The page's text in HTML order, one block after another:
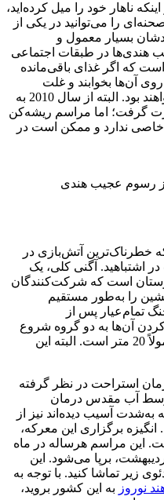
ناهار خود را میل کرده‌اید،
را می‌توانید در یکی از
بسیار معمول و
هندی‌ها در طبقات اجتماعی
که اگر غذای باقی‌مانده
آن‌ها بخوابند و غلت
بخورند، از انواع بیماری‌ها در امان خواهند بود. البته از سال 2010 به
گرفت؛ اما مراسم ریشه‌کن
ندارد و ممکن است در
از رسوم عجیب هندی
خطرناک‌ترین آتش‌بازی در
آگنی کلی، یک
است که شرکت‌کنندگان
را به‌طور مستقیم
تمام‌عیار پس از
آن‌ها به دو گروه شروع
می‌شود. فاصله بین این دو گروه معمولاً 20 متر است. البته این
یک زمان استراحت در نظر گرفته
آب مقدس درمان
آسیب دیده‌اند نیز از
برگزاری این معرکه،
این مراسم هرساله در ماه
برپا می‌شود. این
زیر تماشا کنید. با توجه به
نوروز به این کشور بروید،